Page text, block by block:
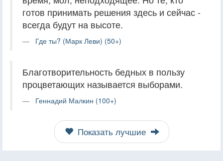
готов принимать решения здесь и сейчас -
всегда будут на высоте.
Где ты? (Марк Леви) (50+)
Благотворительность бедных в пользу
процветающих называется выборами.
Геннадий Малкин (100+)
Показать лучшие